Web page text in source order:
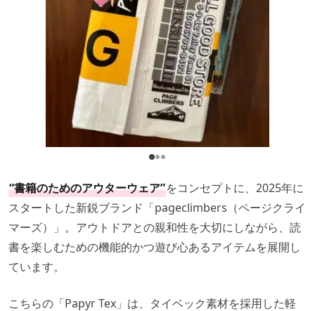
“書籍のためのアウターウェア”をコンセプトに、2025年に
スタートした新鋭ブランド「pageclimbers（ページクライ
マーズ）」。アウトドアとの親和性を大切にしながら、読
書を楽しむための機能的かつ遊び心あるアイテムを展開し
ています。
こちらの「Papyr Tex」は、タイベック素材を採用した軽